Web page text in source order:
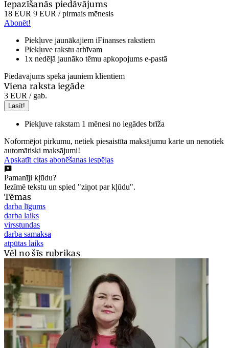
Iepazīšanās piedāvājums
18 EUR 9 EUR / pirmais mēnesis
Abonēt!
Piekļuve jaunākajiem iFinanses rakstiem
Piekļuve rakstu arhīvam
1x nedēļā jaunāko tēmu apkopojums e-pastā
Piedāvājums spēkā jauniem klientiem
Viena raksta iegāde
3 EUR / gab.
Lasīt!
Piekļuve rakstam 1 mēnesi no iegādes brīža
Noformējot pirkumu, netiek piesaistīta maksājumu karte un nenotiek
automātiski maksājumi!
Apskatīt citas abonēšanas iespējas
Pamanīji kļūdu?
Iezīmē tekstu un spied "ziņot par kļūdu".
Tēmas
darba līgums
darba laiks
virsstundas
darba samaksa
atpūtas laiks
Vēl no šīs rubrikas